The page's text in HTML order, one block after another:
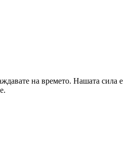
на времето. Нашата сила е